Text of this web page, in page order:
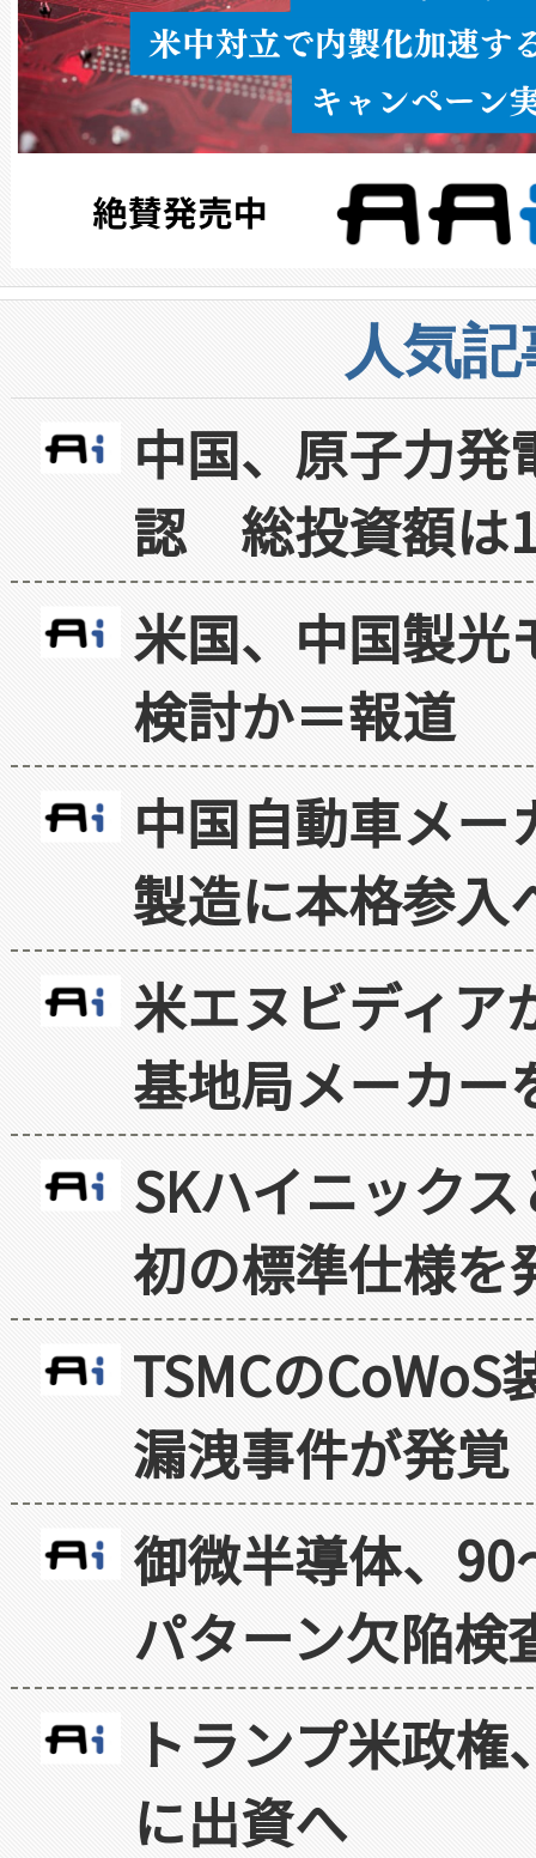
人気
中国、原子力
認 総投資額は
米国、中国製光
検討か＝報道
中国自動車メ
製造に本格参入
米エヌビディア
基地局メーカー
SKハイニック
初の標準仕様を
TSMCの
漏洩事件が発覚
御微半導体、
パターン欠陥検
トランプ米政
に出資へ